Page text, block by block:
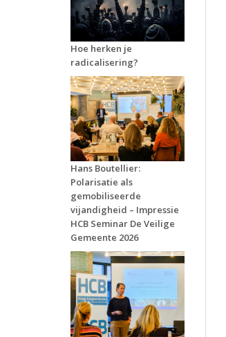
Hoe herken je
radicalisering?
Hans Boutellier:
Polarisatie als
gemobiliseerde
vijandigheid – Impressie
HCB Seminar De Veilige
Gemeente 2026